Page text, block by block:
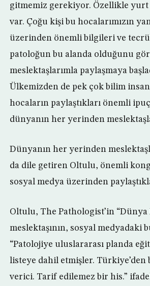
gitmemiz gerekiyor. Özellikle yurt
var. Çoğu kişi bu hocalarımızın
üzerinden önemli bilgileri ve
patoloğun bu alanda olduğunu
meslektaşlarımla paylaşmaya
Ülkemizden de pek çok bilim
hocaların paylaştıkları önemli
dünyanın her yerinden
Dünyanın her yerinden
da dile getiren Oltulu, önemli
sosyal medya üzerinden
Oltulu, The Pathologist’in
meslektaşının, sosyal
“Patolojiye uluslararası planda
listeye dahil etmişler.
verici. Tarif edilemez bir his.”